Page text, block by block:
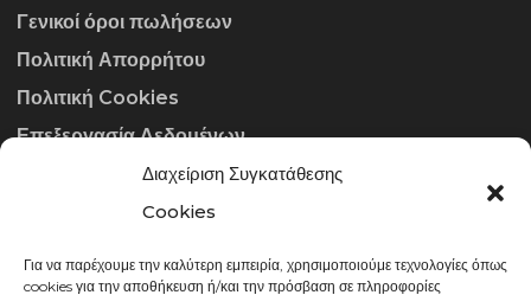
Διαχείριση Συγκατάθεσης
Cookies
Για να παρέχουμε την καλύτερη εμπειρία, χρησιμοποιούμε τεχνολογίες όπως
cookies για την αποθήκευση ή/και την πρόσβαση σε πληροφορίες
Γενικοί όροι πωλήσεων
Πολιτική Απορρήτου
Πολιτική Cookies
Επεξεργασία Δεδομένων
ΣΤΟΙΧΕΊΑ ΕΠΙΚΟΙΝΩΝΊΑΣ
info@gowithraw.gr